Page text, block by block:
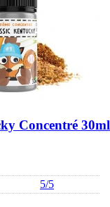
Concentré 30ml
5/5